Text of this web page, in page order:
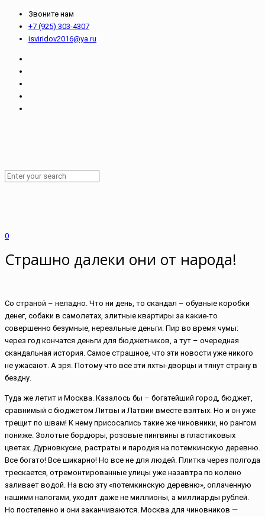
Звоните нам
+7 (925) 303-4307
isviridov2016@ya.ru
0
Страшно далеки они от народа!
Со страной – неладно. Что ни день, то скандал – обувные коробки
денег, собаки в самолетах, элитные квартиры за какие-то
совершенно безумные, нереальные деньги. Пир во время чумы:
через год кончатся деньги для бюджетников, а тут – очередная
скандальная история. Самое страшное, что эти новости уже никого
не ужасают. А зря. Потому что все эти яхты-дворцы и тянут страну в
бездну.
Туда же летит и Москва. Казалось бы – богатейший город, бюджет,
сравнимый с бюджетом Литвы и Латвии вместе взятых. Но и он уже
трещит по швам! К нему присосались такие же чиновники, но рангом
пониже. Золотые бордюры, розовые пингвины в пластиковых
цветах. Дурновкусие, растраты и пародия на потемкинскую деревню.
Все богато! Все шикарно! Но все не для людей. Плитка через полгода
трескается, отремонтированные улицы уже назавтра по колено
заливает водой. На всю эту «потемкинскую деревню», оплаченную
нашими налогами, уходят даже не миллионы, а миллиарды рублей.
Но постепенно и они заканчиваются. Москва для чиновников —